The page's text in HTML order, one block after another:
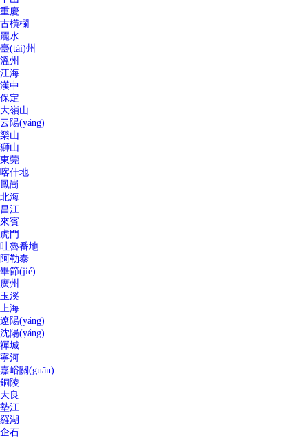
重慶
古橫欄
麗水
臺(tái)州
溫州
江海
漢中
保定
大嶺山
云陽(yáng)
樂山
獅山
東莞
喀什地
鳳崗
北海
昌江
來賓
虎門
吐魯番地
阿勒泰
畢節(jié)
廣州
玉溪
上海
遼陽(yáng)
沈陽(yáng)
禪城
寧河
嘉峪關(guān)
銅陵
大良
墊江
羅湖
企石